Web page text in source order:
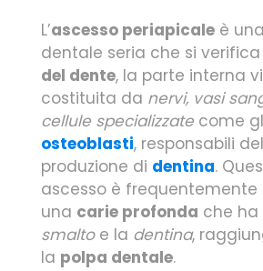
L’ascesso periapicale è
dentale seria che si
del dente, la parte interna
costituita da nervi, vasi
cellule specializzate come
osteoblasti, responsabili
produzione di dentina.
ascesso è frequentemente
una carie profonda che ha
smaltoe la dentina,
la polpa dentale.